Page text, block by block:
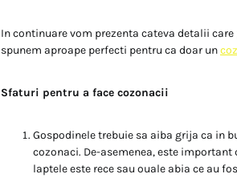
In continuare vom prezenta cateva detalii
spunem aproape perfecti pentru ca doar un
Sfaturi pentru a face cozonacii
Gospodinele trebuie sa aiba grija ca in
cozonaci. De-asemenea, este
laptele este rece sau ouale abia ce au